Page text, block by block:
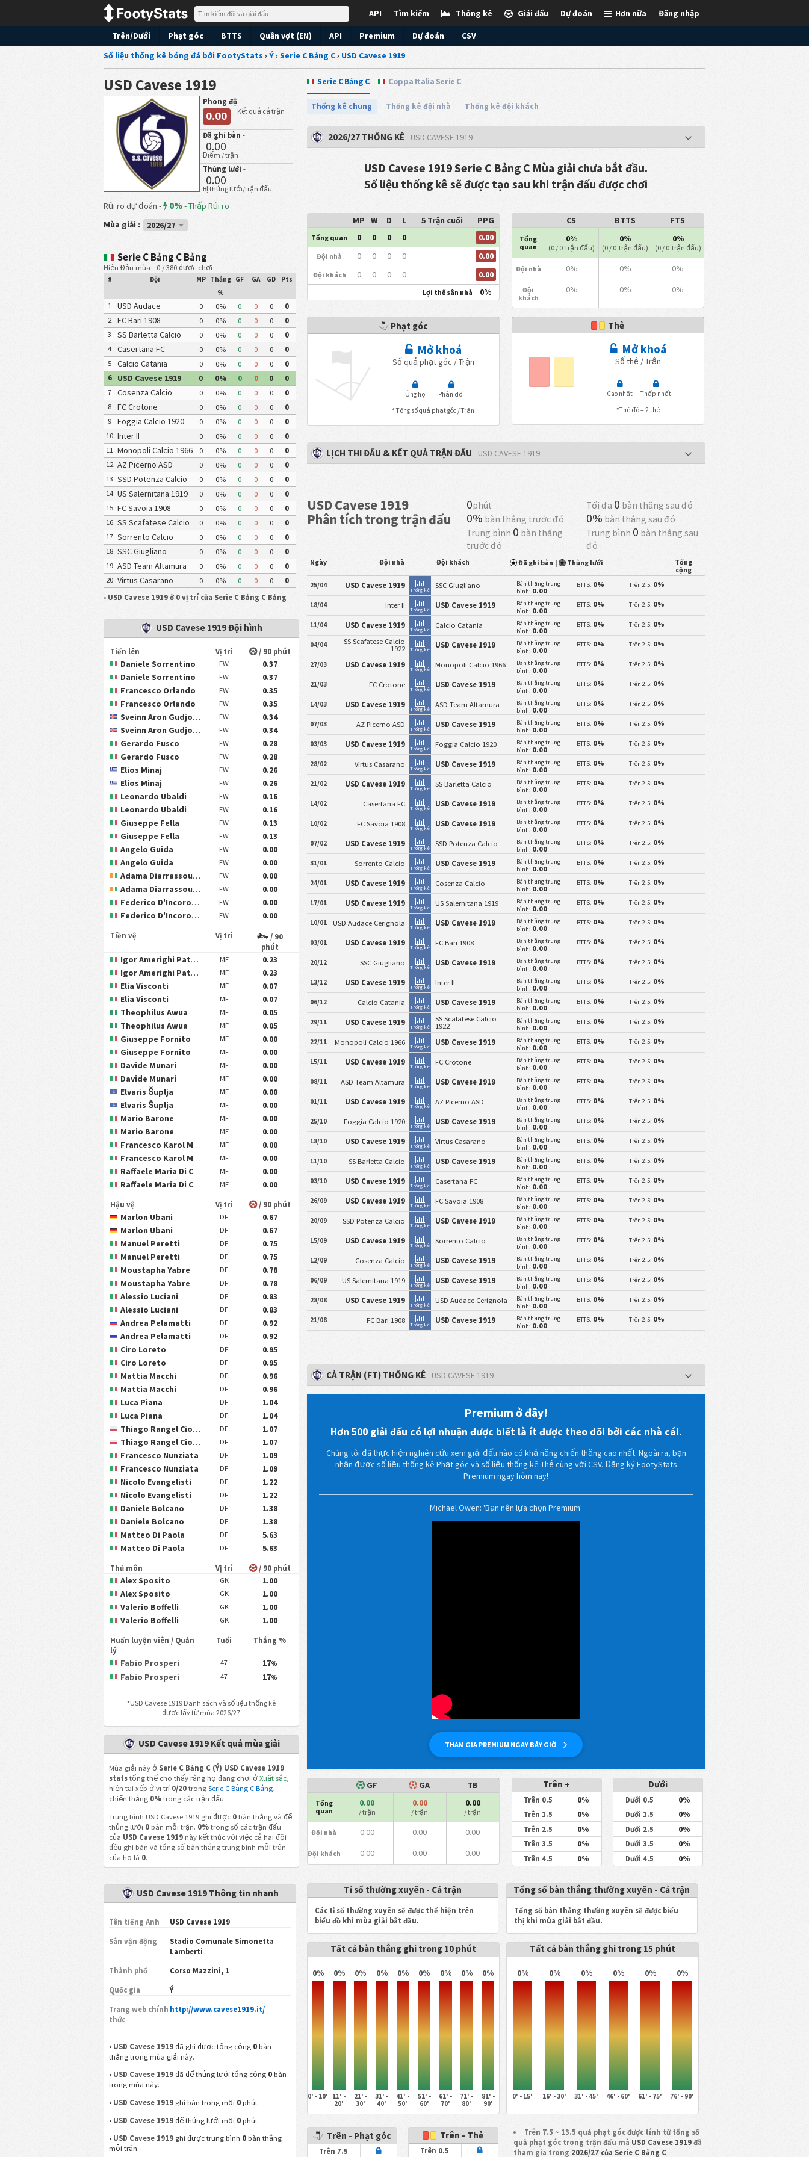
Đăng nhập
Hơn nữa
Dự đoán
Giải đấu
Thống kê
Tìm kiếm
API
Trên/Dưới Phạt góc BTTS Quần vợt (EN) API Premium Dự đoán
CSV
Số liệu thống kê bóng đá bởi FootyStats › Ý› Serie C Bảng C› USD Cavese 1919
USD Cavese 1919
Phong độ -
0.00 Kết quả cả trận
Đã ghi bàn -
0.00
Điểm / trận
Thủng lưới -
0.00
Bị thủng lưới/trận đấu
Rủi ro dự đoán - 0%-Thấp Rủi ro
Mùa giải :
2026/27
Serie C Bảng C Bảng
Hiện Đầu mùa - 0 / 380 được chơi
# Đội MP
Thắng
%
GF GA GD Pts
1
USD Audace
Cerignola
0 0% 0 0 0
0
2
FC Bari 1908 0 0% 0 0 0
0
3
SS Barletta Calcio 0 0% 0 0 0
0
4
Casertana FC 0 0% 0 0 0
0
5
Calcio Catania 0 0% 0 0 0
0
6
USD Cavese 1919 0 0% 0 0 0
0
7
Cosenza Calcio 0 0% 0 0 0
0
8
FC Crotone 0 0% 0 0 0
0
9
Foggia Calcio 1920 0 0% 0 0 0
0
10 Inter II 0 0% 0 0 0
0
11 Monopoli Calcio 1966 0 0% 0 0 0
0
12 AZ Picerno ASD 0 0% 0 0 0
0
13 SSD Potenza Calcio 0 0% 0 0 0
0
14 US Salernitana 1919 0 0% 0 0 0
0
15 FC Savoia 1908 0 0% 0 0 0
0
16 SS Scafatese Calcio
1922
0 0% 0 0 0
0
17 Sorrento Calcio 0 0% 0 0 0
0
18 SSC Giugliano 0 0% 0 0 0
0
19 ASD Team Altamura 0 0% 0 0 0
0
20 Virtus Casarano 0 0% 0 0 0
0
• USD Cavese 1919 ở 0 vị trí của Serie C Bảng C Bảng
USD Cavese 1919 Đội hình
Tiến lên Vị trí / 90 phút
Daniele Sorrentino FW
0.37
Daniele Sorrentino
FW
0.37
Francesco Orlando
FW
0.35
Francesco Orlando
FW
0.35
Sveinn Aron Gudjohnsen
FW
0.34
Sveinn Aron Gudjohnsen
FW
0.34
Gerardo Fusco
FW
0.28
Gerardo Fusco
FW
0.28
Elios Minaj
FW
0.26
Elios Minaj
FW
0.26
Leonardo Ubaldi
FW
0.16
Leonardo Ubaldi
FW
0.16
Giuseppe Fella
FW
0.13
Giuseppe Fella
FW
0.13
Angelo Guida
FW
0.00
Angelo Guida
FW
0.00
Adama Diarrassouba
FW
0.00
Adama Diarrassouba
FW
0.00
Federico D'Incoronato
FW
0.00
Federico D'Incoronato
FW 0.00
Tiền vệ Vị trí
/ 90
phút
Igor Amerighi Patrizio Di Siena MF
0.23
Igor Amerighi Patrizio Di Siena
MF
0.23
Elia Visconti
MF
0.07
Elia Visconti
MF
0.07
Theophilus Awua
MF
0.05
Theophilus Awua
MF
0.05
Giuseppe Fornito
MF
0.00
Giuseppe Fornito
MF
0.00
Davide Munari
MF
0.00
Davide Munari
MF
0.00
Elvaris Šuplja
MF
0.00
Elvaris Šuplja
MF
0.00
Mario Barone
MF
0.00
Mario Barone
MF
0.00
Francesco Karol Maiolo
MF
0.00
Francesco Karol Maiolo
MF
0.00
Raffaele Maria Di Costanzo
MF
0.00
Raffaele Maria Di Costanzo
MF 0.00
Hậu vệ Vị trí / 90 phút
Marlon Ubani DF
0.67
Marlon Ubani
DF
0.67
Manuel Peretti
DF
0.75
Manuel Peretti
DF
0.75
Moustapha Yabre
DF
0.78
Moustapha Yabre
DF
0.78
Alessio Luciani
DF
0.83
Alessio Luciani
DF
0.83
Andrea Pelamatti
DF
0.92
Andrea Pelamatti
DF
0.92
Ciro Loreto
DF
0.95
Ciro Loreto
DF
0.95
Mattia Macchi
DF
0.96
Mattia Macchi
DF
0.96
Luca Piana
DF
1.04
Luca Piana
DF
1.04
Thiago Rangel Cionek
DF
1.07
Thiago Rangel Cionek
DF
1.07
Francesco Nunziata
DF
1.09
Francesco Nunziata
DF
1.09
Nicolo Evangelisti
DF
1.22
Nicolo Evangelisti
DF
1.22
Daniele Bolcano
DF
1.38
Daniele Bolcano
DF
1.38
Matteo Di Paola
DF
5.63
Matteo Di Paola
DF 5.63
Thủ môn Vị trí / 90 phút
Alex Sposito GK
1.00
Alex Sposito
GK
1.00
Valerio Boffelli
GK
1.00
Valerio Boffelli
GK 1.00
Huấn luyện viên / Quản
lý
Tuổi Thắng %
Fabio Prosperi 47 17%
Fabio Prosperi 47 17%
*USD Cavese 1919Danh sách và số liệu thống kê
được lấy từ mùa 2026/27
USD Cavese 1919 Kết quả mùa giải
Mùa giải này ở Serie C Bảng C (Ý) USD Cavese 1919
statstổng thể cho thấy rằng họ đang chơi ở Xuất sắc,
hiện tại xếp ở vị trí 0/20trong Serie C Bảng C Bảng,
chiến thắng 0%trong các trận đấu.
Trung bình USD Cavese 1919 ghi được 0bàn thắng và để
thủng lưới 0bàn mỗi trận. 0%trong số các trận đấu
của USD Cavese 1919này kết thúc với việc cả hai đội
đều ghi bàn và tổng số bàn thắng trung bình mỗi trận
của họ là 0.
USD Cavese 1919 Thông tin nhanh
Tên tiếng Anh USD Cavese 1919
Sân vận động
Stadio Comunale Simonetta
Lamberti
Thành phố Corso Mazzini, 1
Quốc gia Ý
Trang web chính
thức
http://www.cavese1919.it/
• USD Cavese 1919 đã ghi được tổng cộng 0 bàn
thắng trong mùa giải này.
• USD Cavese 1919 đã để thủng lưới tổng cộng 0 bàn
trong mùa này.
• USD Cavese 1919 ghi bàn trong mỗi 0 phút
• USD Cavese 1919 để thủng lưới mỗi 0 phút
• USD Cavese 1919 ghi được trung bình 0 bàn thắng
mỗi trận
Serie C Bảng C Coppa Italia Serie C
Thống kê chung Thống kê đội nhà Thống kê đội khách
2026/27 THỐNG KÊ- USD CAVESE 1919
USD Cavese 1919 Serie C Bảng C Mùa giải chưa bắt đầu.
Số liệu thống kê sẽ được tạo sau khi trận đấu được chơi
MP W D L 5 Trận cuối PPG
Tổng quan 0 0 0 0 0.00
Đội nhà 0 0 0 0 0.00
Đội khách 0 0 0 0 0.00
Lợi thế sân nhà 0%
CS BTTS FTS
Tổng
quan
0%
(0 / 0 Trận đấu)
0%
(0 / 0 Trận đấu)
0%
(0 / 0 Trận đấu)
Đội nhà 0% 0% 0%
Đội
khách
0% 0% 0%
Phạt góc
Mở khoá
Số quả phạt góc / Trận
Ủng hộ
Phản đối
* Tổng số quả phạt góc / Trận
Thẻ
Mở khoá
Số thẻ / Trận
Cao nhất
Thấp nhất
*Thẻ đỏ = 2 thẻ
LỊCH THI ĐẤU & KẾT QUẢ TRẬN ĐẤU - USD CAVESE 1919
USD Cavese 1919
Phân tích trong trận đấu
0phút Tối đa 0 bàn thắng sau đó
0% bàn thắng trước đó 0% bàn thắng sau đó
Trung bình 0 bàn thắng
trước đó
Trung bình 0 bàn thắng sau
đó
Ngày Đội nhà Đội khách Đã ghi bàn | Thủng lưới
Tổng
cộng
25/04 USD Cavese 1919
Thống kê
SSC Giugliano
Bàn thắng trung
bình: 0.00
BTTS: 0% Trên 2.5: 0%
18/04 Inter II
Thống kê
USD Cavese 1919
Bàn thắng trung
bình: 0.00
BTTS: 0% Trên 2.5: 0%
11/04 USD Cavese 1919
Thống kê
Calcio Catania
Bàn thắng trung
bình: 0.00
BTTS: 0% Trên 2.5: 0%
04/04
SS Scafatese Calcio
1922
Thống kê
USD Cavese 1919
Bàn thắng trung
bình: 0.00
BTTS: 0% Trên 2.5: 0%
27/03 USD Cavese 1919
Thống kê
Monopoli Calcio 1966
Bàn thắng trung
bình: 0.00
BTTS: 0% Trên 2.5: 0%
21/03 FC Crotone
Thống kê
USD Cavese 1919
Bàn thắng trung
bình: 0.00
BTTS: 0% Trên 2.5: 0%
14/03 USD Cavese 1919
Thống kê
ASD Team Altamura
Bàn thắng trung
bình: 0.00
BTTS: 0% Trên 2.5: 0%
07/03 AZ Picerno ASD
Thống kê
USD Cavese 1919
Bàn thắng trung
bình: 0.00
BTTS: 0% Trên 2.5: 0%
03/03 USD Cavese 1919
Thống kê
Foggia Calcio 1920
Bàn thắng trung
bình: 0.00
BTTS: 0% Trên 2.5: 0%
28/02 Virtus Casarano
Thống kê
USD Cavese 1919
Bàn thắng trung
bình: 0.00
BTTS: 0% Trên 2.5: 0%
21/02 USD Cavese 1919
Thống kê
SS Barletta Calcio
Bàn thắng trung
bình: 0.00
BTTS: 0% Trên 2.5: 0%
14/02 Casertana FC
Thống kê
USD Cavese 1919
Bàn thắng trung
bình: 0.00
BTTS: 0% Trên 2.5: 0%
10/02 FC Savoia 1908
Thống kê
USD Cavese 1919
Bàn thắng trung
bình: 0.00
BTTS: 0% Trên 2.5: 0%
07/02 USD Cavese 1919
Thống kê
SSD Potenza Calcio
Bàn thắng trung
bình: 0.00
BTTS: 0% Trên 2.5: 0%
31/01 Sorrento Calcio
Thống kê
USD Cavese 1919
Bàn thắng trung
bình: 0.00
BTTS: 0% Trên 2.5: 0%
24/01 USD Cavese 1919
Thống kê
Cosenza Calcio
Bàn thắng trung
bình: 0.00
BTTS: 0% Trên 2.5: 0%
17/01 USD Cavese 1919
Thống kê
US Salernitana 1919
Bàn thắng trung
bình: 0.00
BTTS: 0% Trên 2.5: 0%
10/01 USD Audace Cerignola
Thống kê
USD Cavese 1919
Bàn thắng trung
bình: 0.00
BTTS: 0% Trên 2.5: 0%
03/01 USD Cavese 1919
Thống kê
FC Bari 1908
Bàn thắng trung
bình: 0.00
BTTS: 0% Trên 2.5: 0%
20/12 SSC Giugliano
Thống kê
USD Cavese 1919
Bàn thắng trung
bình: 0.00
BTTS: 0% Trên 2.5: 0%
13/12 USD Cavese 1919
Thống kê
Inter II
Bàn thắng trung
bình: 0.00
BTTS: 0% Trên 2.5: 0%
06/12 Calcio Catania
Thống kê
USD Cavese 1919
Bàn thắng trung
bình: 0.00
BTTS: 0% Trên 2.5: 0%
29/11 USD Cavese 1919
Thống kê
SS Scafatese Calcio
1922
Bàn thắng trung
bình: 0.00
BTTS: 0% Trên 2.5: 0%
22/11 Monopoli Calcio 1966
Thống kê
USD Cavese 1919
Bàn thắng trung
bình: 0.00
BTTS: 0% Trên 2.5: 0%
15/11 USD Cavese 1919
Thống kê
FC Crotone
Bàn thắng trung
bình: 0.00
BTTS: 0% Trên 2.5: 0%
08/11 ASD Team Altamura
Thống kê
USD Cavese 1919
Bàn thắng trung
bình: 0.00
BTTS: 0% Trên 2.5: 0%
01/11 USD Cavese 1919
Thống kê
AZ Picerno ASD
Bàn thắng trung
bình: 0.00
BTTS: 0% Trên 2.5: 0%
25/10 Foggia Calcio 1920
Thống kê
USD Cavese 1919
Bàn thắng trung
bình: 0.00
BTTS: 0% Trên 2.5: 0%
18/10 USD Cavese 1919
Thống kê
Virtus Casarano
Bàn thắng trung
bình: 0.00
BTTS: 0% Trên 2.5: 0%
11/10 SS Barletta Calcio
Thống kê
USD Cavese 1919
Bàn thắng trung
bình: 0.00
BTTS: 0% Trên 2.5: 0%
03/10 USD Cavese 1919
Thống kê
Casertana FC
Bàn thắng trung
bình: 0.00
BTTS: 0% Trên 2.5: 0%
26/09 USD Cavese 1919
Thống kê
FC Savoia 1908
Bàn thắng trung
bình: 0.00
BTTS: 0% Trên 2.5: 0%
20/09 SSD Potenza Calcio
Thống kê
USD Cavese 1919
Bàn thắng trung
bình: 0.00
BTTS: 0% Trên 2.5: 0%
15/09 USD Cavese 1919
Thống kê
Sorrento Calcio
Bàn thắng trung
bình: 0.00
BTTS: 0% Trên 2.5: 0%
12/09 Cosenza Calcio
Thống kê
USD Cavese 1919
Bàn thắng trung
bình: 0.00
BTTS: 0% Trên 2.5: 0%
06/09 US Salernitana 1919
Thống kê
USD Cavese 1919
Bàn thắng trung
bình: 0.00
BTTS: 0% Trên 2.5: 0%
28/08 USD Cavese 1919
Thống kê
USD Audace Cerignola
Bàn thắng trung
bình: 0.00
BTTS: 0% Trên 2.5: 0%
21/08 FC Bari 1908
Thống kê
USD Cavese 1919
Bàn thắng trung
bình: 0.00
BTTS: 0% Trên 2.5: 0%
CẢ TRẬN (FT) THỐNG KÊ- USD CAVESE 1919
Premium ở đây!
Hơn 500 giải đấu có lợi nhuận được biết là ít được theo dõi bởi các nhà cái.
Chúng tôi đã thực hiện nghiên cứu xem giải đấu nào có khả năng chiến thắng cao nhất. Ngoài ra, bạn
nhận được số liệu thống kê Phạt góc và số liệu thống kê Thẻ cùng với CSV. Đăng ký FootyStats
Premium ngay hôm nay!
THAM GIA PREMIUM NGAY BÂY GIỜ
Michael Owen: 'Bạn nên lựa chọn Premium'
GF GA TB
Tổng
quan
0.00
/ trận
0.00
/ trận
0.00
/ trận
Đội nhà 0.00 0.00 0.00
Đội khách 0.00 0.00 0.00
Trên +
Trên 0.5 0%
Trên 1.5 0%
Trên 2.5 0%
Trên 3.5 0%
Trên 4.5 0%
Dưới
Dưới 0.5 0%
Dưới 1.5 0%
Dưới 2.5 0%
Dưới 3.5 0%
Dưới 4.5 0%
Tỉ số thường xuyên - Cả trận
Các tỉ số thường xuyên sẽ được thể hiện trên
biểu đồ khi mùa giải bắt đầu.
Tổng số bàn thắng thường xuyên - Cả trận
Tổng số bàn thắng thường xuyên sẽ được biểu
thị khi mùa giải bắt đầu.
Tất cả bàn thắng ghi trong 10 phút
0% 0% 0% 0% 0% 0% 0% 0% 0%
0' - 10'
11' -
20'
21' -
30'
31' -
40'
41' -
50'
51' -
60'
61' -
70'
71' -
80'
81' -
90'
Tất cả bàn thắng ghi trong 15 phút
0% 0% 0% 0% 0% 0%
0' - 15' 16' - 30' 31' - 45' 46' - 60' 61' - 75' 76' - 90'
Trên - Phạt góc
Trên 7.5
Trên - Thẻ
Trên 0.5
Trên 7.5 ~ 13.5 quả phạt góc được tính từ tổng số
quả phạt góc trong trận đấu mà USD Cavese 1919 đã
tham gia trong 2026/27 của Serie C Bảng C